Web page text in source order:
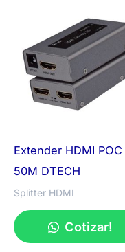
Extender HDMI POC
50M DTECH
Splitter HDMI
Cotizar!